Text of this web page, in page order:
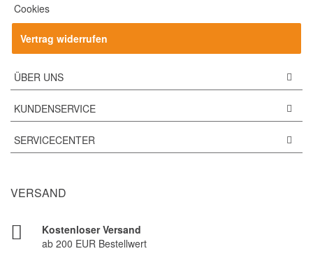
Cookies
Vertrag widerrufen
ÜBER UNS
KUNDENSERVICE
SERVICECENTER
VERSAND
Kostenloser Versand
ab 200 EUR Bestellwert